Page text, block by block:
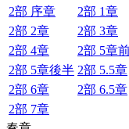
2部 序章
2部 1章
2部 2章
2部 3章
2部 4章
2部 5章
2部 5章後半 2部 5.5章
2部 6章
2部 6.5章
2部 7章